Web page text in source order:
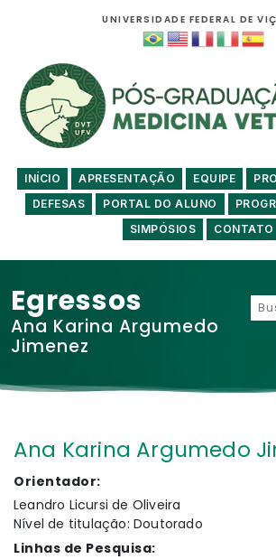
UNIVERSIDADE FEDERAL DE
INÍCIO APRESENTAÇÃO EQUIPE
DEFESAS
PORTAL DO ALUNO
SIMPÓSIOS
CONTATO
Egressos
Ana Karina Argumedo
Jimenez
Ana Karina Argumedo
Orientador:
Leandro Licursi de Oliveira
Nível de titulação: Doutorado
Linhas de Pesquisa: